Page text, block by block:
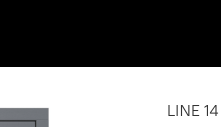
LINE 14